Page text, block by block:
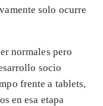
solo ocurre
normales pero
socio
frente a tablets,
en esa etapa